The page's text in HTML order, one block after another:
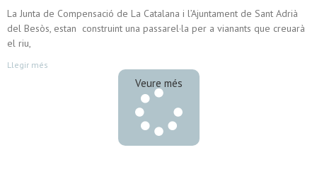
La Junta de Compensació de La Catalana i l’Ajuntament de Sant Adrià
del Besòs, estan construint una passarel·la per a vianants que creuarà
el riu,
Llegir més
Veure més